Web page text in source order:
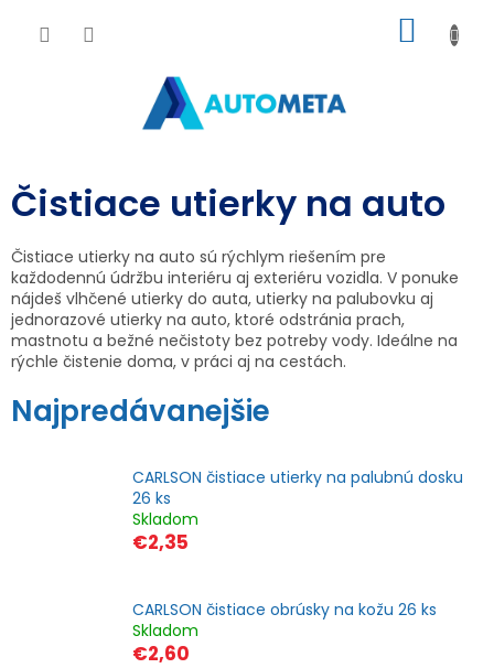
KOŠÍK
Čistiace utierky na auto
Čistiace utierky na auto sú rýchlym riešením pre
každodennú údržbu interiéru aj exteriéru vozidla. V ponuke
nájdeš vlhčené utierky do auta, utierky na palubovku aj
jednorazové utierky na auto, ktoré odstránia prach,
mastnotu a bežné nečistoty bez potreby vody. Ideálne na
rýchle čistenie doma, v práci aj na cestách.
Najpredávanejšie
CARLSON čistiace utierky na palubnú dosku
26 ks
Skladom
€2,35
CARLSON čistiace obrúsky na kožu 26 ks
Skladom
€2,60